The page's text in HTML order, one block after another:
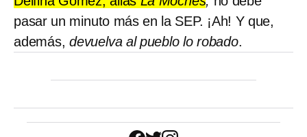
pasar un minuto más en la SEP. ¡Ah! Y que,
además,devuelva al pueblo lo robado.